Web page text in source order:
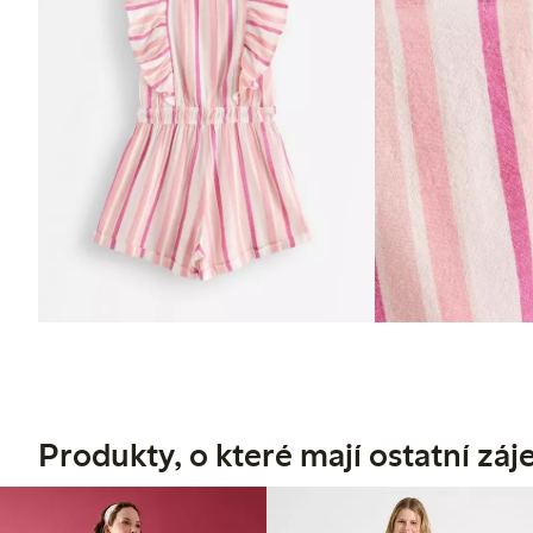
Produkty, o které mají ostatní